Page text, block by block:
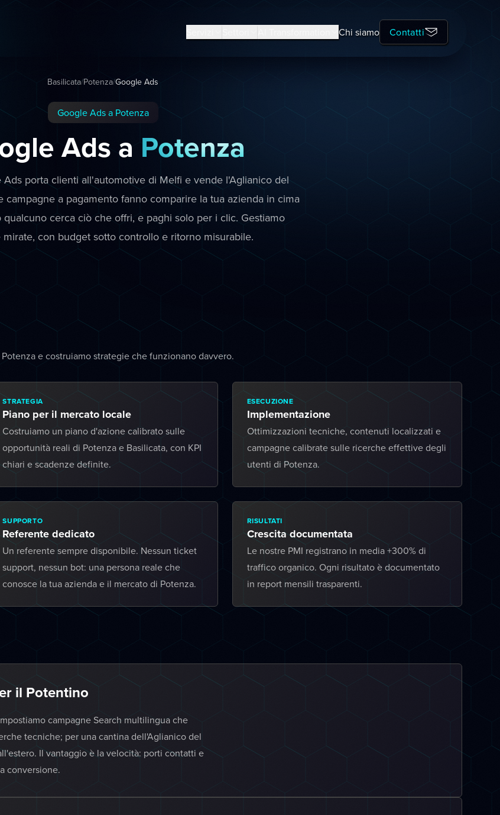
Chi siamo Contatti
Basilicata/Potenza/Google Ads
Google Ads a Potenza
Ads a Potenza
porta clienti all'automotive di Melfi e vende l'Aglianico del
campagne a pagamento fanno comparire la tua azienda in cima
qualcuno cerca ciò che offri, e paghi solo per i clic. Gestiamo
mirate, con budget sotto controllo e ritorno misurabile.
e costruiamo strategie che funzionano davvero.
STRATEGIA
Piano per il mercato locale
Costruiamo un piano d'azione calibrato sulle
opportunità reali di Potenza e Basilicata, con KPI
chiari e scadenze definite.
ESECUZIONE
Implementazione
Ottimizzazioni tecniche, contenuti localizzati e
campagne calibrate sulle ricerche effettive degli
utenti di Potenza.
SUPPORTO
Referente dedicato
Un referente sempre disponibile. Nessun ticket
support, nessun bot: una persona reale che
conosce la tua azienda e il mercato di Potenza.
RISULTATI
Crescita documentata
Le nostre PMI registrano in media +300% di
traffico organico. Ogni risultato è documentato
in report mensili trasparenti.
il Potentino
campagne Search multilingua che
tecniche; per una cantina dell'Aglianico del
Il vantaggio è la velocità: porti contatti e
conversione.